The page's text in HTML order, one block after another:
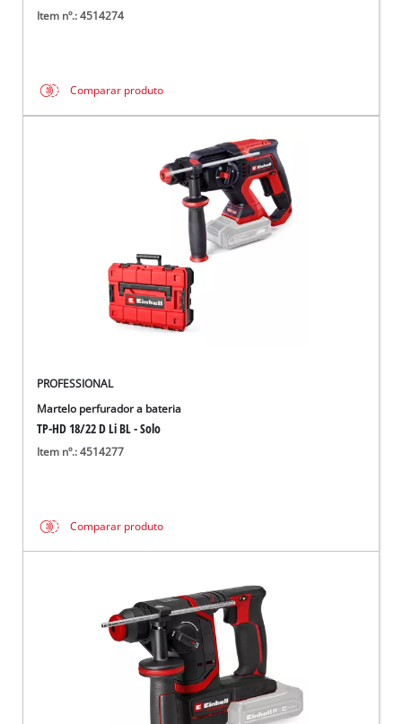
Item nº.: 4514274
Comparar produto
PROFESSIONAL
Martelo perfurador a bateria
TP-HD 18/22 D Li BL - Solo
Item nº.: 4514277
Comparar produto